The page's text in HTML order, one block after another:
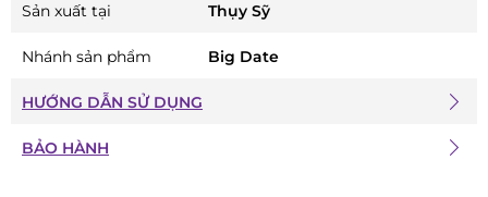
Sản xuất tại Thụy Sỹ
Nhánh sản phẩm Big Date
HƯỚNG DẪN SỬ DỤNG
BẢO HÀNH